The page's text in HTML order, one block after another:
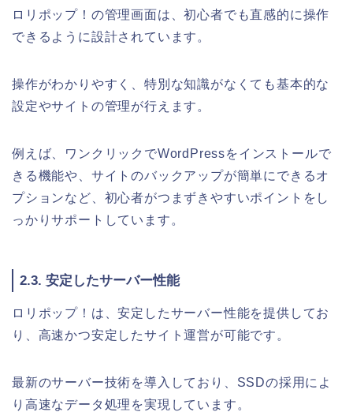
ロリポップ！の管理画面は、初心者でも直感的に操作
できるように設計されています。
操作がわかりやすく、特別な知識がなくても基本的な
設定やサイトの管理が行えます。
例えば、ワンクリックでWordPressをインストールで
きる機能や、サイトのバックアップが簡単にできるオ
プションなど、初心者がつまずきやすいポイントをし
っかりサポートしています。
2.3. 安定したサーバー性能
ロリポップ！は、安定したサーバー性能を提供してお
り、高速かつ安定したサイト運営が可能です。
最新のサーバー技術を導入しており、SSDの採用によ
り高速なデータ処理を実現しています。